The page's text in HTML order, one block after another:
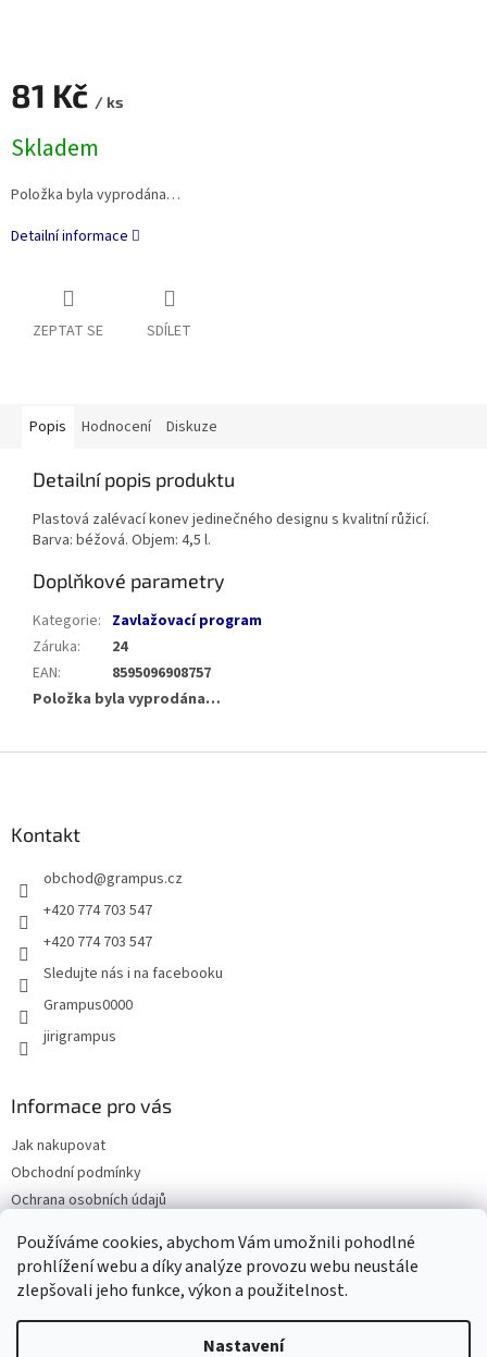
Používáme cookies, abychom Vám umožnili pohodlné
prohlížení webu a díky analýze provozu webu neustále
zlepšovali jeho funkce, výkon a použitelnost.
Nastavení
81 Kč / ks
cena:
Skladem
Položka byla vyprodána…
Detailní informace
ZEPTAT SE SDÍLET
Popis Hodnocení Diskuze
Detailní popis produktu
Plastová zalévací konev jedinečného designu s kvalitní růžicí.
Barva: béžová. Objem: 4,5 l.
Doplňkové parametry
Kategorie: Zavlažovací program
Záruka:
24
EAN:
8595096908757
Položka byla vyprodána…
Kontakt
obchod@grampus.cz
+420 774 703 547
+420 774 703 547
Sledujte nás i na facebooku
Grampus0000
jirigrampus
Informace pro vás
Jak nakupovat
Obchodní podmínky
Ochrana osobních údajů
Doprava a platba
Vytvořil Shoptet